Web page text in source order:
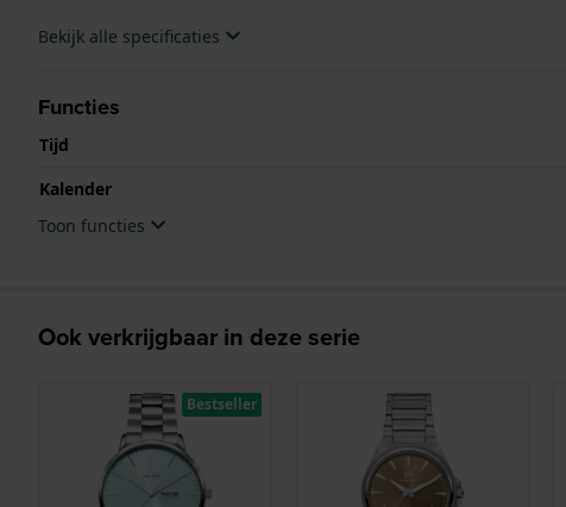
Bekijk alle specificaties
Functies
Tijd
Kalender
Toon functies
Ook verkrijgbaar in deze serie
Bestseller